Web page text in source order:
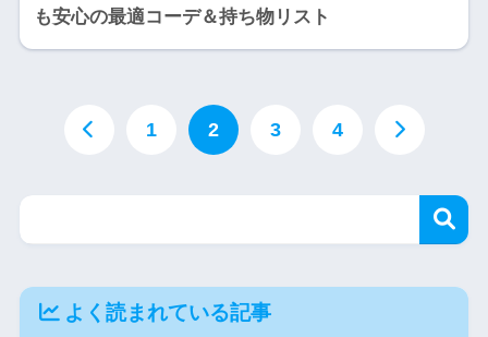
も安心の最適コーデ＆持ち物リスト
1 2 3 4
よく読まれている記事